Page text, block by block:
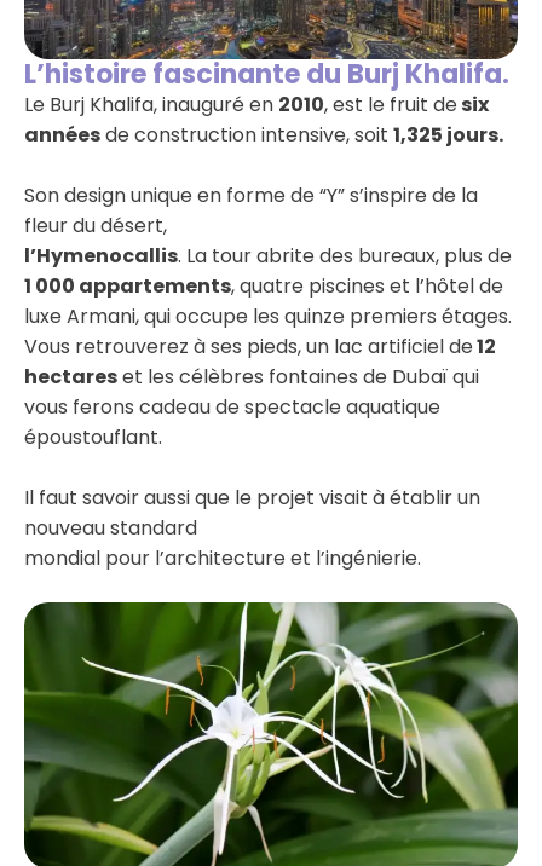
L’histoire fascinante du Burj Khalifa.
Le Burj Khalifa, inauguré en 2010, est le fruit desix
annéesde construction intensive, soit 1,325 jours.
Son design unique en forme de “Y” s’inspire de la
fleur du désert,
l’Hymenocallis. La tour abrite des bureaux, plus de
1 000 appartements, quatre piscines et l’hôtel de
luxe Armani, qui occupe les quinze premiers étages.
Vous retrouverez à ses pieds, un lac artificiel de12
hectareset les célèbres fontaines de Dubaï qui
vous ferons cadeau de spectacle aquatique
époustouflant.
Il faut savoir aussi que le projet visait à établir un
nouveau standard
mondial pour l’architecture et l’ingénierie.